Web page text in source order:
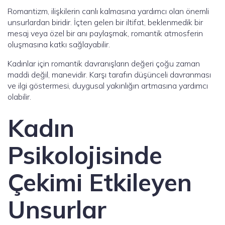
Romantizm, ilişkilerin canlı kalmasına yardımcı olan önemli
unsurlardan biridir. İçten gelen bir iltifat, beklenmedik bir
mesaj veya özel bir anı paylaşmak, romantik atmosferin
oluşmasına katkı sağlayabilir.
Kadınlar için romantik davranışların değeri çoğu zaman
maddi değil, manevidir. Karşı tarafın düşünceli davranması
ve ilgi göstermesi, duygusal yakınlığın artmasına yardımcı
olabilir.
Kadın
Psikolojisinde
Çekimi Etkileyen
Unsurlar